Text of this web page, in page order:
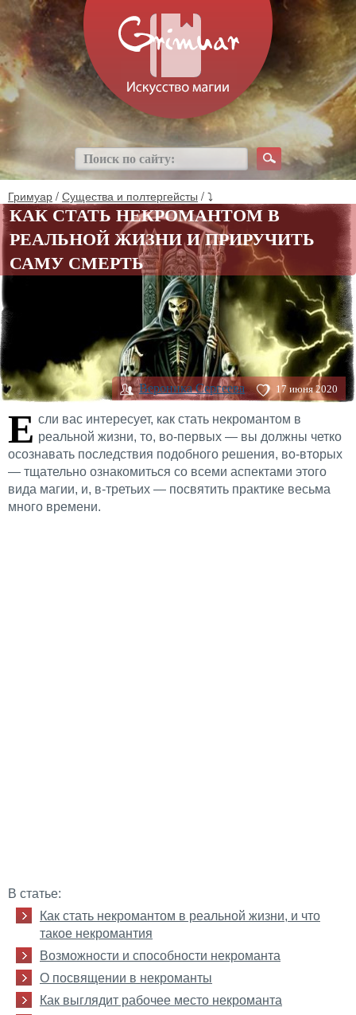
Гримуар / Существа и полтергейсты / ⤵
КАК СТАТЬ НЕКРОМАНТОМ В
РЕАЛЬНОЙ ЖИЗНИ И ПРИРУЧИТЬ
САМУ СМЕРТЬ
Вероника Сергеева 17 июня 2020
Е сли вас интересует, как стать некромантом в
реальной жизни, то, во-первых — вы должны четко
осознавать последствия подобного решения, во-вторых
— тщательно ознакомиться со всеми аспектами этого
вида магии, и, в-третьих — посвятить практике весьма
много времени.
В статье:
Как стать некромантом в реальной жизни, и что
такое некромантия
Возможности и способности некроманта
О посвящении в некроманты
Как выглядит рабочее место некроманта